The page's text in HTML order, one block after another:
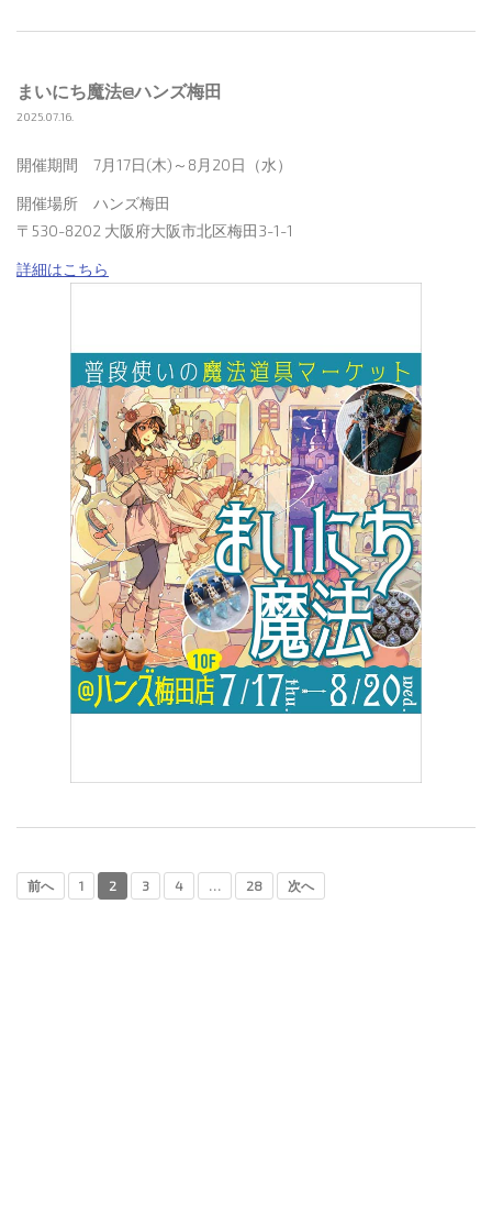
まいにち魔法@ハンズ梅田
2025.07.16.
開催期間 7月17日(木)～8月20日（水）
開催場所 ハンズ梅田
〒530-8202 大阪府大阪市北区梅田3-1-1
詳細はこちら
前へ 1 2 3 4 28 次へ